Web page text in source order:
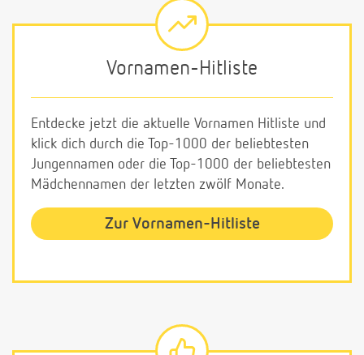
Vornamen-Hitliste
Entdecke jetzt die aktuelle Vornamen Hitliste und
klick dich durch die Top-1000 der beliebtesten
Jungennamen oder die Top-1000 der beliebtesten
Mädchennamen der letzten zwölf Monate.
Zur Vornamen-Hitliste